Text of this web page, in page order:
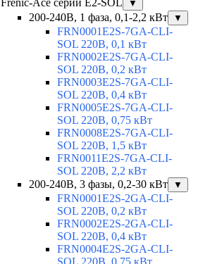
Frenic-Ace серии E2-SOL
▼
200-240В, 1 фаза, 0,1-2,2 кВт ▼
FRN0001E2S-7GA-CLI-
SOL 220В, 0,1 кВт
FRN0002E2S-7GA-CLI-
SOL 220В, 0,2 кВт
FRN0003E2S-7GA-CLI-
SOL 220В, 0,4 кВт
FRN0005E2S-7GA-CLI-
SOL 220В, 0,75 кВт
FRN0008E2S-7GA-CLI-
SOL 220В, 1,5 кВт
FRN0011E2S-7GA-CLI-
SOL 220В, 2,2 кВт
200-240В, 3 фазы, 0,2-30 кВт
▼
FRN0001E2S-2GA-CLI-
SOL 220В, 0,2 кВт
FRN0002E2S-2GA-CLI-
SOL 220В, 0,4 кВт
FRN0004E2S-2GA-CLI-